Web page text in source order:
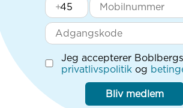
+
Jeg accepterer Boblbergs
privatlivspolitik og
Bliv medlem